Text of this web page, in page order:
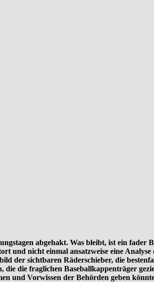
abgehakt. Was bleibt, ist ein fader
und nicht einmal ansatzweise eine
der sichtbaren Räderschieber, die
die fraglichen Baseballkappenträger
und Vorwissen der Behörden geben